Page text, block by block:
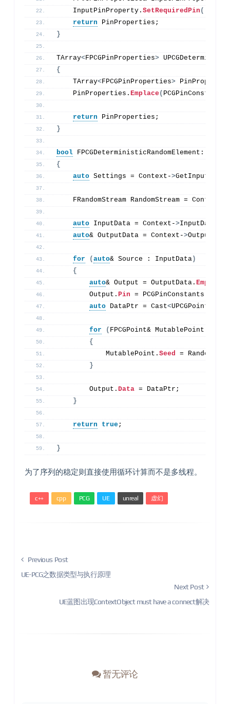
    InputPinProperty.
SetRequiredPin ()
return PinProperties;
}
TArray<FPCGPinProperties>
{
    TArray
<FPCGPinProperties>
    PinProperties.
Emplace (
return PinProperties;
}
bool FPCGDeterministicRandomElement::
{
auto Settings = Context->
    FRandomStream RandomStream = Context-
auto InputData = Context->InputData.
auto& OutputData = Context->
for ( auto& Source : InputData)
{
auto& Output = OutputData.
        Output.
Pin =
auto DataPtr = Cast<UPCGPointData
for ( FPCGPoint& MutablePoint :
{
            MutablePoint.
Seed =
}
        Output.
Data = DataPtr;
}
return true;
}
为了序列的稳定则直接使用循环计算而不是多线程。
c++ cpp PCG UE unreal 虚幻
Previous Post
UE-PCG之数据类型与执行原理
Next Post
UE蓝图出现ContextObject must have a connect解决
暂无评论